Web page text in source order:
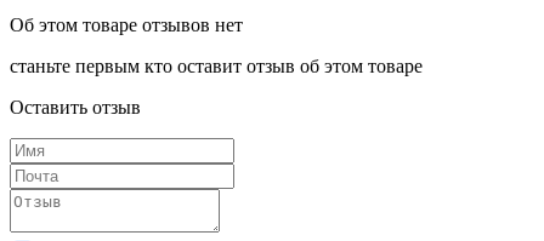
Об этом товаре отзывов нет
станьте первым кто оставит отзыв об этом товаре
Оставить отзыв